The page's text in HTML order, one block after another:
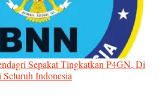
Sepakat Tingkatkan P4GN, Di
Seluruh Indonesia